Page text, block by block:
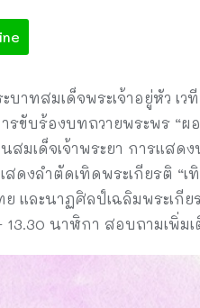
าทสมเด็จพระเจ้าอยู่หัว เ
บร้องบทถวายพระพร “ผ
มเด็จเจ้าพระยา การแสด
งลำตัดเทิดพระเกียรติ “เ
และนาฏศิลป์เฉลิมพระเกี
นาฬิกา สอบถามเพิ่มเ